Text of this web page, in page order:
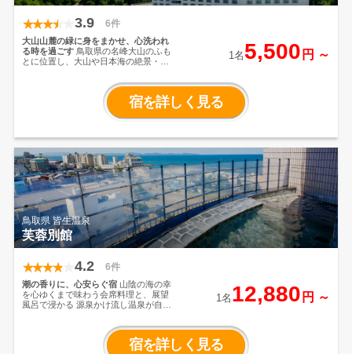
3.9 6件
大山山麓の緑に身をまかせ、心洗われ
る時を過ごす鳥取県の名峰大山のふも
とに位置し、大山や日本海の絶景・大
です。オールインクルーシブには夕
食、朝食、ラウンジでのドリンクやお
菓子などが含まれており、チェックイ
ンからチェックアウトまでのご滞在を
こころゆくまでお愉しみいただけま
などの多くの神社仏閣や、伝統的な日
本画や美しい日本庭園を展示する足立
美術館、ご家族で体験できるアクティ
ビティ施設などにもアクセスでき、観
光の拠点としても便利です。
1名 5,500 円 ～
宿を詳しく見る
鳥取県 皆生温泉
芙蓉別館
4.2 6件
潮の香りに、心安らぐ宿山陰の海の幸
を心ゆくまで味わう会席料理と、展望
風呂で浸かる 源泉かけ流し温泉が自慢
で、潮の香りを感じながら寛ぎのひと
ゆったりとお過ごしください。
1名 12,880 円 ～
宿を詳しく見る